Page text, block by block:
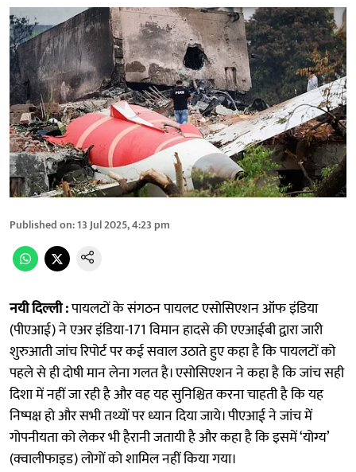
Published on:13 Jul 2025, 4:23 pm
नयी दिल्ली :पायलटों के संगठन पायलट एसोसिएशन ऑफ इंडिया
(पीएआई) ने एअर इंडिया-171 विमान हादसे की एएआईबी द्वारा जारी
शुरुआती जांच रिपोर्ट पर कई सवाल उठाते हुए कहा है कि पायलटों को
पहले से ही दोषी मान लेना गलत है। एसोसिएशन ने कहा है कि जांच सही
दिशा में नहीं जा रही है और वह यह सुनिश्चित करना चाहती है कि यह
निष्पक्ष हो और सभी तथ्यों पर ध्यान दिया जाये। पीएआई ने जांच में
गोपनीयता को लेकर भी हैरानी जतायी है और कहा है कि इसमें ‘योग्य’
(क्वालीफाइड) लोगों को शामिल नहीं किया गया।